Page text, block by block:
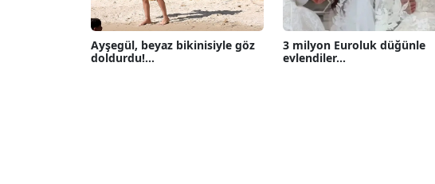
Ayşegül, beyaz bikinisiyle göz
doldurdu!...
3 milyon Euroluk düğünle
evlendiler...